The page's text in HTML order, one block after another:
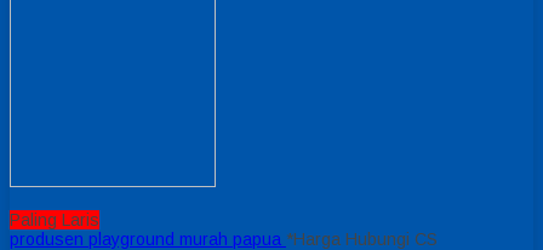
Paling Laris
produsen playground murah papua *Harga Hubungi CS